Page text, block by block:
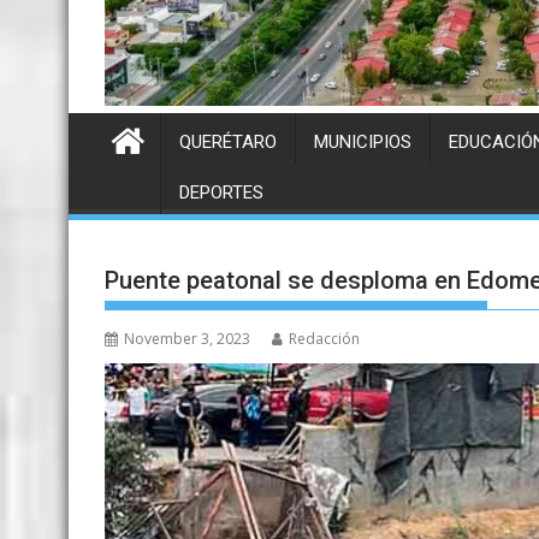
QUERÉTARO MUNICIPIOS
DEPORTES
Puente peatonal se desploma en
November 3, 2023 Redacción